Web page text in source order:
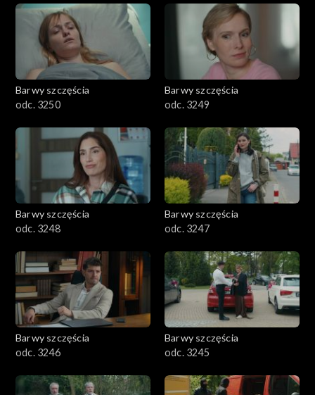
Barwy szczęścia
odc. 3250
Barwy szczęścia
odc. 3249
Barwy szczęścia
odc. 3248
Barwy szczęścia
odc. 3247
Barwy szczęścia
odc. 3246
Barwy szczęścia
odc. 3245